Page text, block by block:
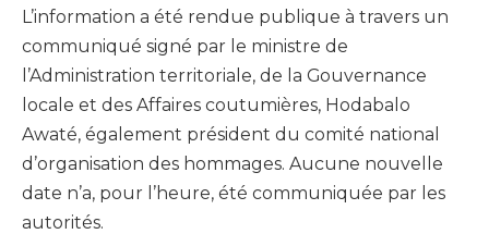
L’information a été rendue publique à travers un
communiqué signé par le ministre de
l’Administration territoriale, de la Gouvernance
locale et des Affaires coutumières, Hodabalo
Awaté, également président du comité national
d’organisation des hommages. Aucune nouvelle
date n’a, pour l’heure, été communiquée par les
autorités.